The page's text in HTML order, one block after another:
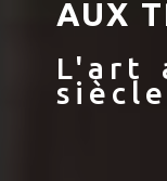
AUX
L'art